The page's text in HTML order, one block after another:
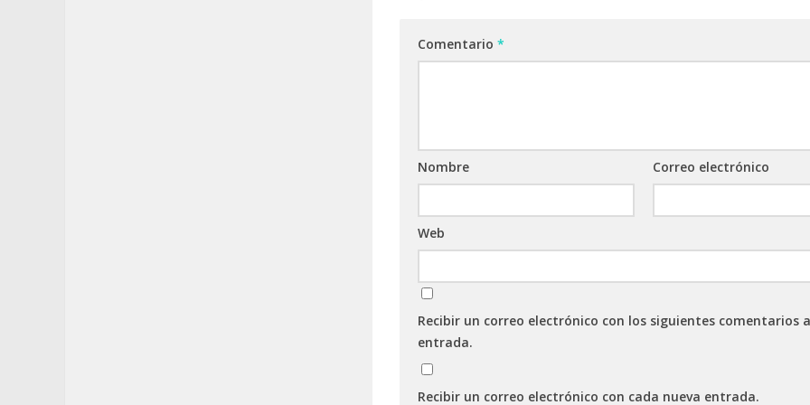
Comentario *
Nombre Correo electrónico
Web
Recibir un correo electrónico con los siguientes comentarios
entrada.
Recibir un correo electrónico con cada nueva entrada.